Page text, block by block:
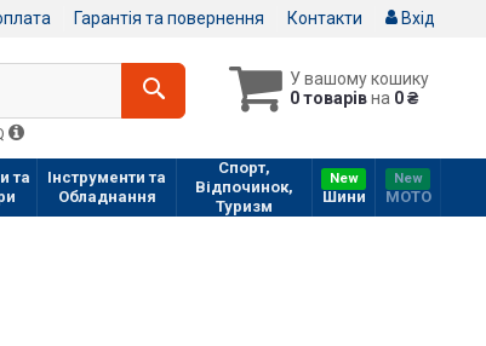
Гарантія та повернення Контакти Вхід
У вашому кошику
0 товарівна 0 ₴
та
Інструменти та
Обладнання
Спорт,
Відпочинок,
Туризм
New
Шини
New
МOTO